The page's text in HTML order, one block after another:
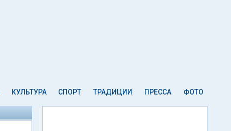
КУЛЬТУРА СПОРТ ТРАДИЦИИ ПРЕССА ФОТО